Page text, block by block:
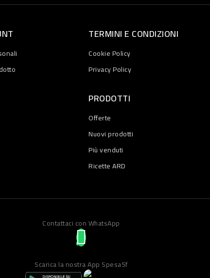
TERMINI E CONDIZIONI
Cookie Policy
Privacy Policy
PRODOTTI
Offerte
Nuovi prodotti
Più venduti
Ricette ARD
Contattaci con WhatsApp
Scarica la nostra App Spesa5f